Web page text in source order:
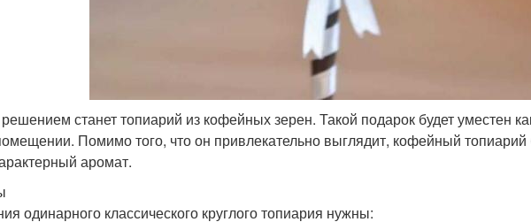
станет топиарий из кофейных зерен. Такой подарок будет уместен
Помимо того, что он привлекательно выглядит, кофейный топиарий
аромат.
одинарного классического круглого топиария нужны: